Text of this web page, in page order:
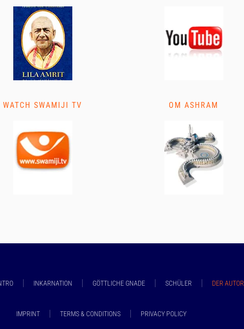
WATCH SWAMIJI TV OM ASHRAM
INKARNATION GÖTTLICHE GNADE SCHÜLER DER AUTOR
IMPRINT TERMS & CONDITIONS PRIVACY POLICY